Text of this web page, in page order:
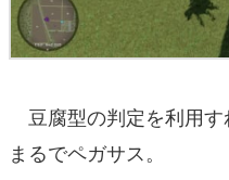
豆腐型の判定を利用す
まるでペガサス。